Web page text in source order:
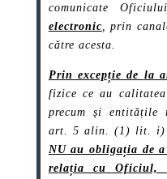
comunicate
electronic , prin
către acesta.
Prin excepție de la a
fizice ce au
precum și entitățile
art. 5 alin. (1) lit. i)
NU au obligația de a
relația cu Oficiul,